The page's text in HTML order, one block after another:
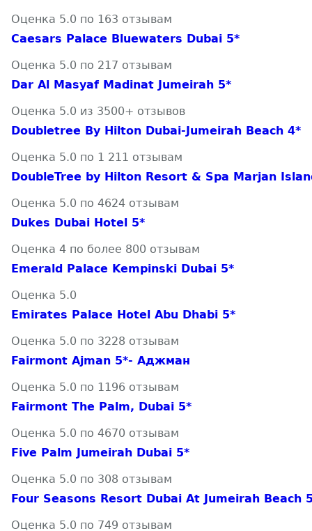
Оценка 5.0 по 163 отзывам
Caesars Palace Bluewaters Dubai 5*
Оценка 5.0 по 217 отзывам
Dar Al Masyaf Madinat Jumeirah 5*
Оценка 5.0 из 3500+ отзывов
Doubletree By Hilton Dubai-Jumeirah Beach 4*
Оценка 5.0 по 1 211 отзывам
DoubleTree by Hilton Resort & Spa Marjan
Оценка 5.0 по 4624 отзывам
Dukes Dubai Hotel 5*
Оценка 4 по более 800 отзывам
Emerald Palace Kempinski Dubai 5*
Оценка 5.0
Emirates Palace Hotel Abu Dhabi 5*
Оценка 5.0 по 3228 отзывам
Fairmont Ajman 5*- Аджман
Оценка 5.0 по 1196 отзывам
Fairmont The Palm, Dubai 5*
Оценка 5.0 по 4670 отзывам
Five Palm Jumeirah Dubai 5*
Оценка 5.0 по 308 отзывам
Four Seasons Resort Dubai At Jumeirah Beach
Оценка 5.0 по 749 отзывам